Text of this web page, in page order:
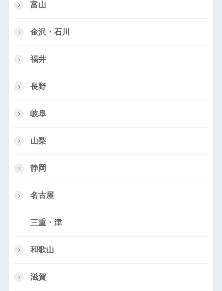
富山
金沢・石川
福井
長野
岐阜
山梨
静岡
名古屋
三重・津
和歌山
滋賀